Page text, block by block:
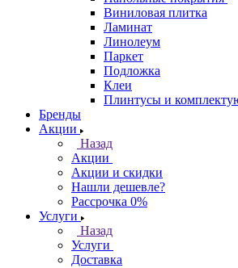
Виниловая плитка
Ламинат
Линолеум
Паркет
Подложка
Клеи
Плинтусы и
Бренды
Акции
Назад
Акции
Акции и скидки
Нашли дешевле?
Рассрочка 0%
Услуги
Назад
Услуги
Доставка